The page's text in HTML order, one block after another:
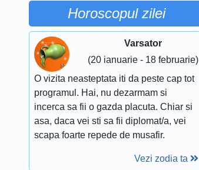
Horoscopul zilei
Varsator
(20 ianuarie - 18 februarie)
O vizita neasteptata iti da peste cap tot
programul. Hai, nu dezarmam si
incerca sa fii o gazda placuta. Chiar si
asa, daca vei sti sa fii diplomat/a, vei
scapa foarte repede de musafir.
Vezi zodia ta